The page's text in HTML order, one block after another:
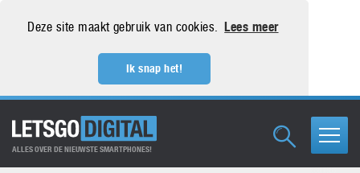
Deze site maakt gebruik van cookies. Lees meer
Ik snap het!
ALLES OVER DE NIEUWSTE SMARTPHONES!